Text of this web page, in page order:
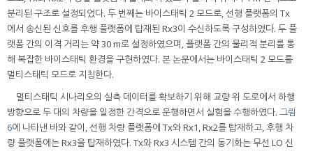
분리된 구조로 설정되었다. 두 번째는 바이스태틱 2 모드로, 선행 플랫폼의 Tx
에서 송신된 신호를 후행 플랫폼에 탑재된 Rx3이 수신하도록 구성하였다. 두 플
랫폼 간의 이격 거리는 약 30 m로 설정하였으며, 플랫폼 간의 물리적 분리를 통
해 복잡한 바이스태틱 환경을 구현하였다. 본 논문에서는 바이스태틱 2 모드를
멀티스태틱 모드로 지칭한다.
멀티스태틱 시나리오의 실측 데이터를 확보하기 위해 교량 위 도로에서 하행
방향으로 두 대의 차량을 일정한 간격으로 운행하면서 실험을 수행하였다. 그림
6에 나타낸 바와 같이, 선행 차량 플랫폼에 Tx와 Rx1, Rx2를 탑재하고, 후행 차
량 플랫폼에는 Rx3을 탑재하였다. Tx와 Rx3 시스템 간의 동기화는 무선 LO 신